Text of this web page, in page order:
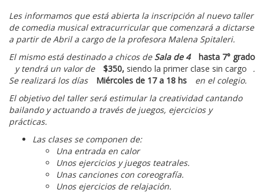
Les informamos que está abierta la inscripción al nuevo taller
de comedia musical extracurricular que comenzará a dictarse
a partir de Abril a cargo de la profesora Malena Spitaleri.
El mismo está destinado a chicos de Sala de 4
hasta 7° grado
y tendrá un valor de
$350, siendo la primer clase sin cargo
.
Se realizará los días
Miércoles de 17 a 18 hs
en el colegio.
El objetivo del taller será estimular la creatividad cantando
bailando y actuando a través de juegos, ejercicios y
prácticas.
Las clases se componen de:
Una entrada en calor
Unos ejercicios y juegos teatrales.
Unas canciones con coreografía.
Unos ejercicios de relajación.